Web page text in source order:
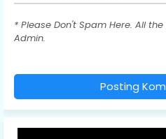
* Please Don't Spam Here. All
Admin.
Posting